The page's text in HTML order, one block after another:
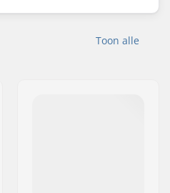
Toon alle